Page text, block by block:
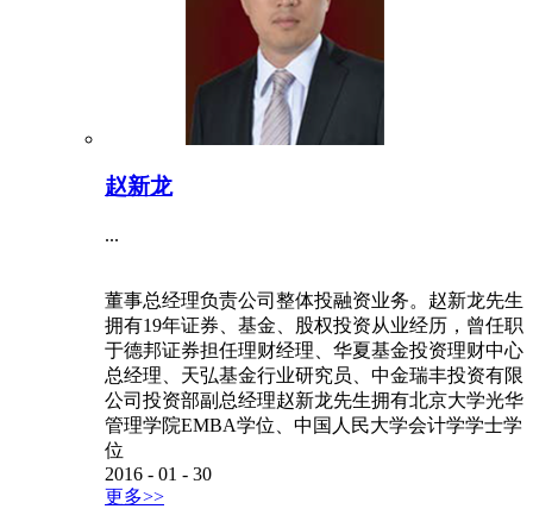
赵新龙
...
董事总经理负责公司整体投融资业务。赵新龙先生
拥有19年证券、基金、股权投资从业经历，曾任职
于德邦证券担任理财经理、华夏基金投资理财中心
总经理、天弘基金行业研究员、中金瑞丰投资有限
公司投资部副总经理赵新龙先生拥有北京大学光华
管理学院EMBA学位、中国人民大学会计学学士学
位
2016 - 01 - 30
更多>>